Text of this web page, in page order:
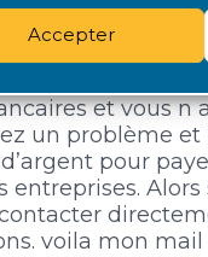
Accepter
et vous n
un problème
pour
entreprises.
voila mon mail